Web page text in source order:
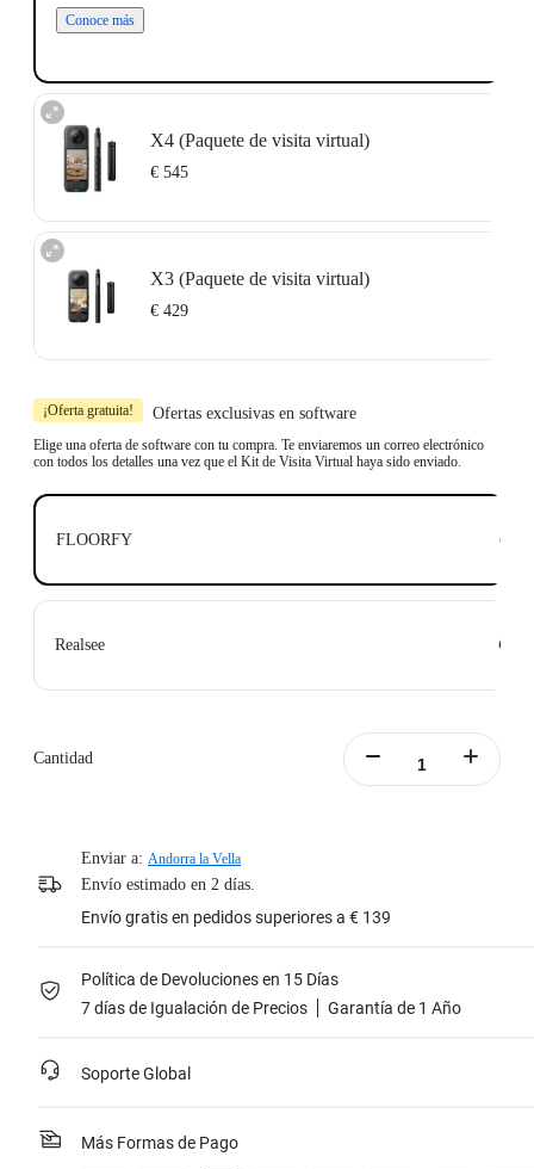
Conoce más
X4 (Paquete de visita virtual)
€ 545
Compatible con los principales programas profesionales como Floorfy,
Realsee, Kuula, 3DVista, GoThru, OpenSpace y DroneDeploy.
X3 (Paquete de visita virtual)
€ 429
Multiusos.
Compatible con los principales programas profesionales como Floorfy,
Realsee, Kuula, 3DVista, GoThru, OpenSpace y DroneDeploy.
¡Oferta gratuita! Ofertas exclusivas en software
Elige una oferta de software con tu compra. Te enviaremos un correo electrónico
con todos los detalles una vez que el Kit de Visita Virtual haya sido enviado.
FLOORFY € 0
Realsee € 0
Cantidad
Enviar a: Andorra la Vella
Envío estimado en 2 días.
Envío gratis en pedidos superiores a € 139
Política de Devoluciones en 15 Días
7 días de Igualación de Precios
Garantía de 1 Año
Soporte Global
Más Formas de Pago